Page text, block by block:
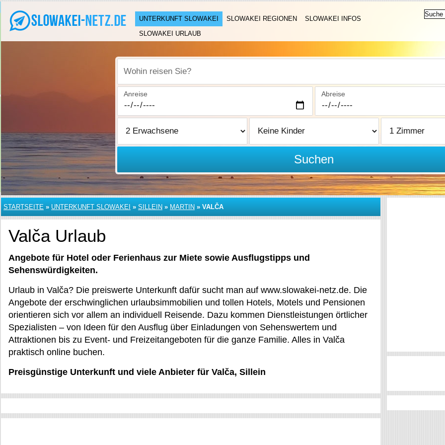
UNTERKUNFT SLOWAKEI SLOWAKEI REGIONEN
SLOWAKEI INFOS
SLOWAKEI URLAUB
Wohin reisen Sie?
Anreise Abreise
Suchen
STARTSEITE » UNTERKUNFT SLOWAKEI » SILLEIN » MARTIN » VALČA
Valča Urlaub
Angebote für Hotel oder Ferienhaus zur Miete sowie Ausflugstipps und
Sehenswürdigkeiten.
Urlaub in Valča? Die preiswerte Unterkunft dafür sucht man auf www.slowakei-netz.de. Die
Angebote der erschwinglichen urlaubsimmobilien und tollen Hotels, Motels und Pensionen
orientieren sich vor allem an individuell Reisende. Dazu kommen Dienstleistungen örtlicher
Spezialisten – von Ideen für den Ausflug über Einladungen von Sehenswertem und
Attraktionen bis zu Event- und Freizeitangeboten für die ganze Familie. Alles in Valča
praktisch online buchen.
Preisgünstige Unterkunft und viele Anbieter für Valča, Sillein